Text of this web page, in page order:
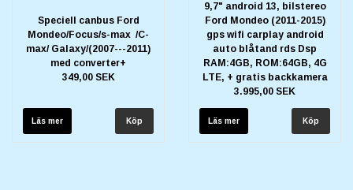
Speciell canbus Ford
Mondeo/Focus/s-max /C-
max/ Galaxy/(2007---2011)
med converter+
349,00 SEK
Läs mer
9,7" android 13, bilstereo
Ford Mondeo (2011-2015)
gps wifi carplay android
auto blåtand rds Dsp
RAM:4GB, ROM:64GB, 4G
LTE, + gratis backkamera
3.995,00 SEK
Läs mer